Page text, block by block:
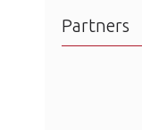
Partners